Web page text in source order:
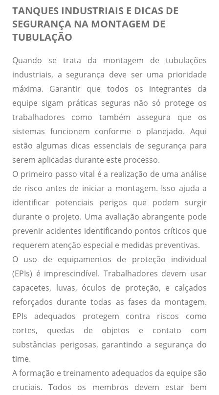
TANQUES INDUSTRIAIS E DICAS DE
SEGURANÇA NA MONTAGEM DE
TUBULAÇÃO
Quando se trata da montagem de tubulações
industriais, a segurança deve ser uma prioridade
máxima. Garantir que todos os integrantes da
equipe sigam práticas seguras não só protege os
trabalhadores como também assegura que os
sistemas funcionem conforme o planejado. Aqui
estão algumas dicas essenciais de segurança para
serem aplicadas durante este processo.
O primeiro passo vital é a realização de uma análise
de risco antes de iniciar a montagem. Isso ajuda a
identificar potenciais perigos que podem surgir
durante o projeto. Uma avaliação abrangente pode
prevenir acidentes identificando pontos críticos que
requerem atenção especial e medidas preventivas.
O uso de equipamentos de proteção individual
(EPIs) é imprescindível. Trabalhadores devem usar
capacetes, luvas, óculos de proteção, e calçados
reforçados durante todas as fases da montagem.
EPIs adequados protegem contra riscos como
cortes, quedas de objetos e contato com
substâncias perigosas, garantindo a segurança do
time.
A formação e treinamento adequados da equipe são
cruciais. Todos os membros devem estar bem